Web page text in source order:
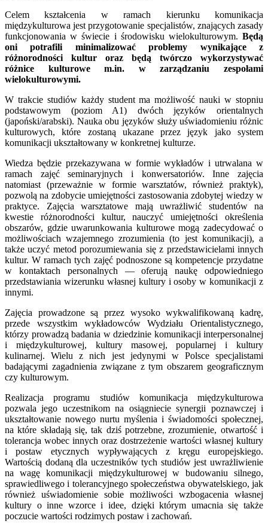
Celem kształcenia w ramach kierunku komunikacja
międzykulturowa jest przygotowanie specjalistów, znających zasady
funkcjonowania w świecie i środowisku wielokulturowym. Będą
oni potrafili minimalizować problemy wynikające z
różnorodności kultur oraz będą twórczo wykorzystywać
różnice kulturowe m.in. w zarządzaniu zespołami
wielokulturowymi.
W trakcie studiów każdy student ma możliwość nauki w stopniu
podstawowym (poziom A1) dwóch języków orientalnych
(japoński/arabski). Nauka obu języków służy uświadomieniu różnic
kulturowych, które zostaną ukazane przez język jako system
komunikacji ukształtowany w konkretnej kulturze.
Wiedza będzie przekazywana w formie wykładów i utrwalana w
ramach zajęć seminaryjnych i konwersatoriów. Inne zajęcia
natomiast (przeważnie w formie warsztatów, również praktyk),
pozwolą na zdobycie umiejętności zastosowania zdobytej wiedzy w
praktyce. Zajęcia warsztatowe mają uwrażliwić studentów na
kwestie różnorodności kultur, nauczyć umiejętności określenia
obszarów, gdzie uwarunkowania kulturowe mogą zadecydować o
możliwościach wzajemnego zrozumienia (to jest komunikacji), a
także uczyć metod porozumiewania się z przedstawicielami innych
kultur. W ramach tych zajęć podnoszone są kompetencje przydatne
w kontaktach personalnych — oferują naukę odpowiedniego
przedstawiania wizerunku własnej kultury i osoby w komunikacji z
innymi.
Zajęcia prowadzone są przez wysoko wykwalifikowaną kadrę,
przede wszystkim wykładowców Wydziału Orientalistycznego,
którzy prowadzą badania w dziedzinie komunikacji interpersonalnej
i międzykulturowej, kultury masowej, popularnej i kultury
kulinarnej. Wielu z nich jest jedynymi w Polsce specjalistami
badającymi zagadnienia związane z tym obszarem geograficznym
czy kulturowym.
Realizacja programu studiów komunikacja międzykulturowa
pozwala jego uczestnikom na osiągniecie synergii poznawczej i
ukształtowanie nowego nurtu myślenia i świadomości społecznej,
na które składają się, tak dziś potrzebne, zrozumienie, otwartość i
tolerancja wobec innych oraz dostrzeżenie wartości własnej kultury
i postaw etycznych wypływających z kręgu europejskiego.
Wartością dodaną dla uczestników tych studiów jest uwrażliwienie
na wagę komunikacji międzykulturowej w budowaniu silnego,
sprawiedliwego i tolerancyjnego społeczeństwa obywatelskiego, jak
również uświadomienie sobie możliwości wzbogacenia własnej
kultury o inne wzorce i idee, dzięki którym umacnia się także
poczucie wartości rodzimych postaw i zachowań.